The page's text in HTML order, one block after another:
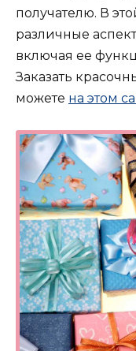
получателю. В
различные
включая ее
Заказать
можете на этом